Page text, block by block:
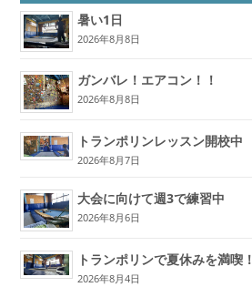
暑い1日
2026年8月8日
ガンバレ！エアコン！！
2026年8月8日
トランポリンレッスン開校中
2026年8月7日
大会に向けて週3で練習中
2026年8月6日
トランポリンで夏休みを満喫！
2026年8月4日